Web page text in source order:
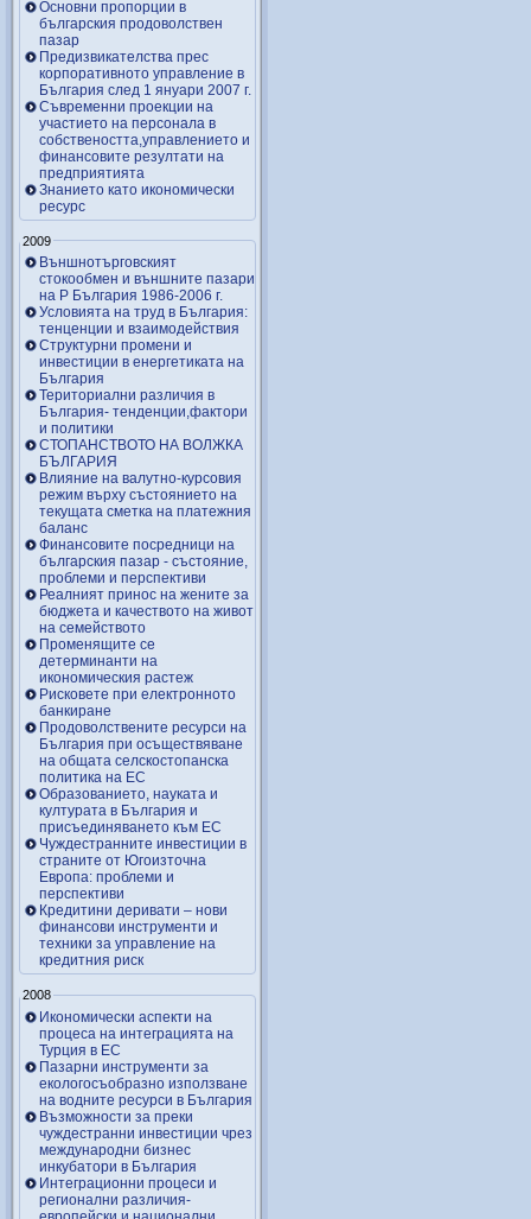
Основни пропорции в
българския продоволствен
пазар
Предизвикателства прес
корпоративното управление в
България след 1 януари 2007 г.
Съвременни проекции на
участието на персонала в
собствеността,управлението и
финансовите резултати на
предприятията
Знанието като икономически
ресурс
2009
Външнотърговският
стокообмен и външните пазари
на Р България 1986-2006 г.
Условията на труд в България:
тенценции и взаимодействия
Структурни промени и
инвестиции в енергетиката на
България
Териториални различия в
България- тенденции,фактори
и политики
СТОПАНСТВОТО НА ВОЛЖКА
БЪЛГАРИЯ
Влияние на валутно-курсовия
режим върху състоянието на
текущата сметка на платежния
баланс
Финансовите посредници на
българския пазар - състояние,
проблеми и перспективи
Реалният принос на жените за
бюджета и качеството на живот
на семейството
Променящите се
детерминанти на
икономическия растеж
Рисковете при електронното
банкиране
Продоволствените ресурси на
България при осъществяване
на общата селскостопанска
политика на ЕС
Образованието, науката и
културата в България и
присъединяването към ЕС
Чуждестранните инвестиции в
страните от Югоизточна
Европа: проблеми и
перспективи
Кредитини деривати – нови
финансови инструменти и
техники за управление на
кредитния риск
2008
Икономически аспекти на
процеса на интеграцията на
Турция в ЕС
Пазарни инструменти за
екологосъобразно използване
на водните ресурси в България
Възможности за преки
чуждестранни инвестиции чрез
международни бизнес
инкубатори в България
Интеграционни процеси и
регионални различия-